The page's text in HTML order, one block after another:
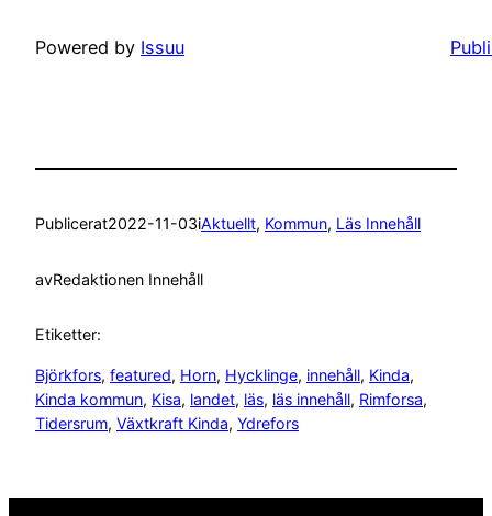
Powered by Issuu
Publicerat2022-11-03iAktuellt, Kommun, Läs Innehåll
avRedaktionen Innehåll
Etiketter:
Björkfors, featured, Horn, Hycklinge, innehåll, Kinda
Kinda kommun, Kisa, landet, läs, läs innehåll, Rimforsa
Tidersrum, Växtkraft Kinda, Ydrefors